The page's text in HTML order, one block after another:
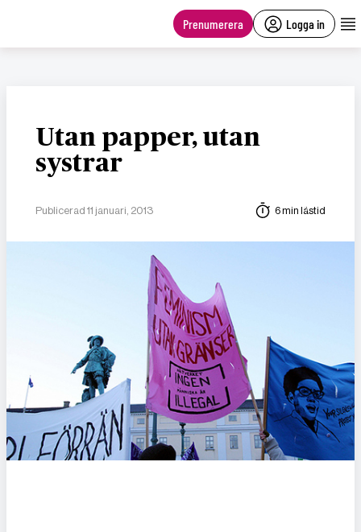
Prenumerera Logga in
Utan papper, utan
systrar
Publicerad 11 januari, 2013 6 min lästid